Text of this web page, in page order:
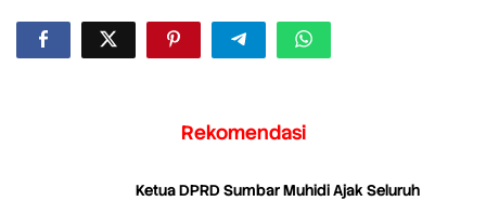
Rekomendasi
Ketua DPRD Sumbar Muhidi Ajak Seluruh